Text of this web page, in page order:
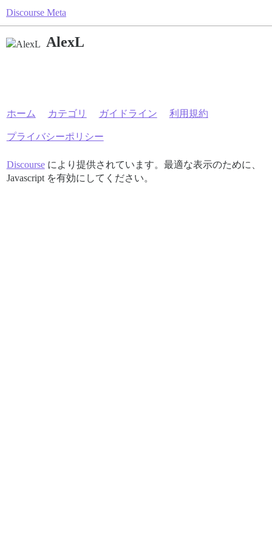
Discourse Meta
AlexL
ホーム カテゴリ ガイドライン 利用規約
プライバシーポリシー
Discourseにより提供されています。最適な表示のために、
Javascript を有効にしてください。